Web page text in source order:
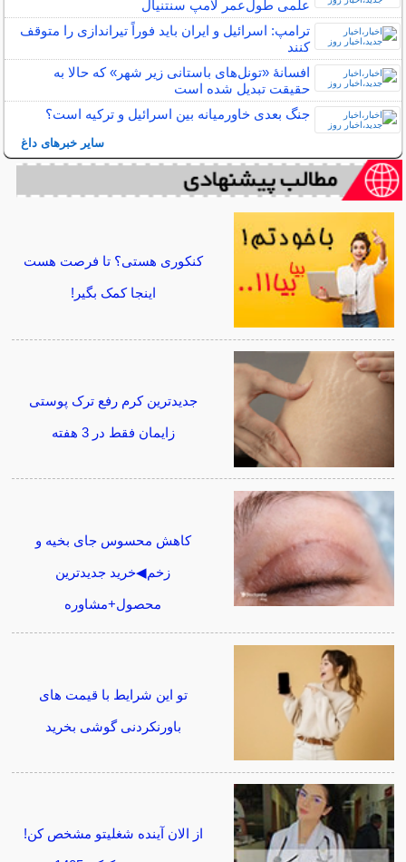
علمی طول‌عمر لامپ سنتنیال
ترامپ: اسرائیل و ایران باید فوراً تیراندازی را متوقف
کنند
افسانۀ «تونل‌های باستانی زیر شهر» که حالا به
حقیقت تبدیل شده است
جنگ بعدی خاورمیانه بین اسرائیل و ترکیه است؟
سایر خبرهای داغ
کنکوری هستی؟ تا فرصت هست
اینجا کمک بگیر!
جدیدترین کرم رفع ترک پوستی
زایمان فقط در 3 هفته
کاهش محسوس جای بخیه و
زخم◀خرید جدیدترین
محصول+مشاوره
تو این شرایط با قیمت های
باورنکردنی گوشی بخرید
از الان آینده شغلیتو مشخص کن!